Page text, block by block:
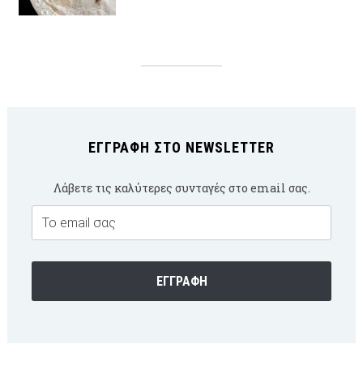
ΕΓΓΡΑΦΉ ΣΤΟ NEWSLETTER
Λάβετε τις καλύτερες συνταγές στο email σας.
Email
Subscription
ΕΓΓΡΑΦΉ